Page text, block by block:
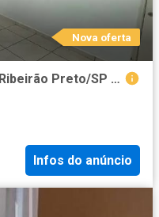
Nova oferta
Apartamento para Venda em Ribeirão Preto/SP Jardim Sumaré 2 Quartos
Infos do anúncio